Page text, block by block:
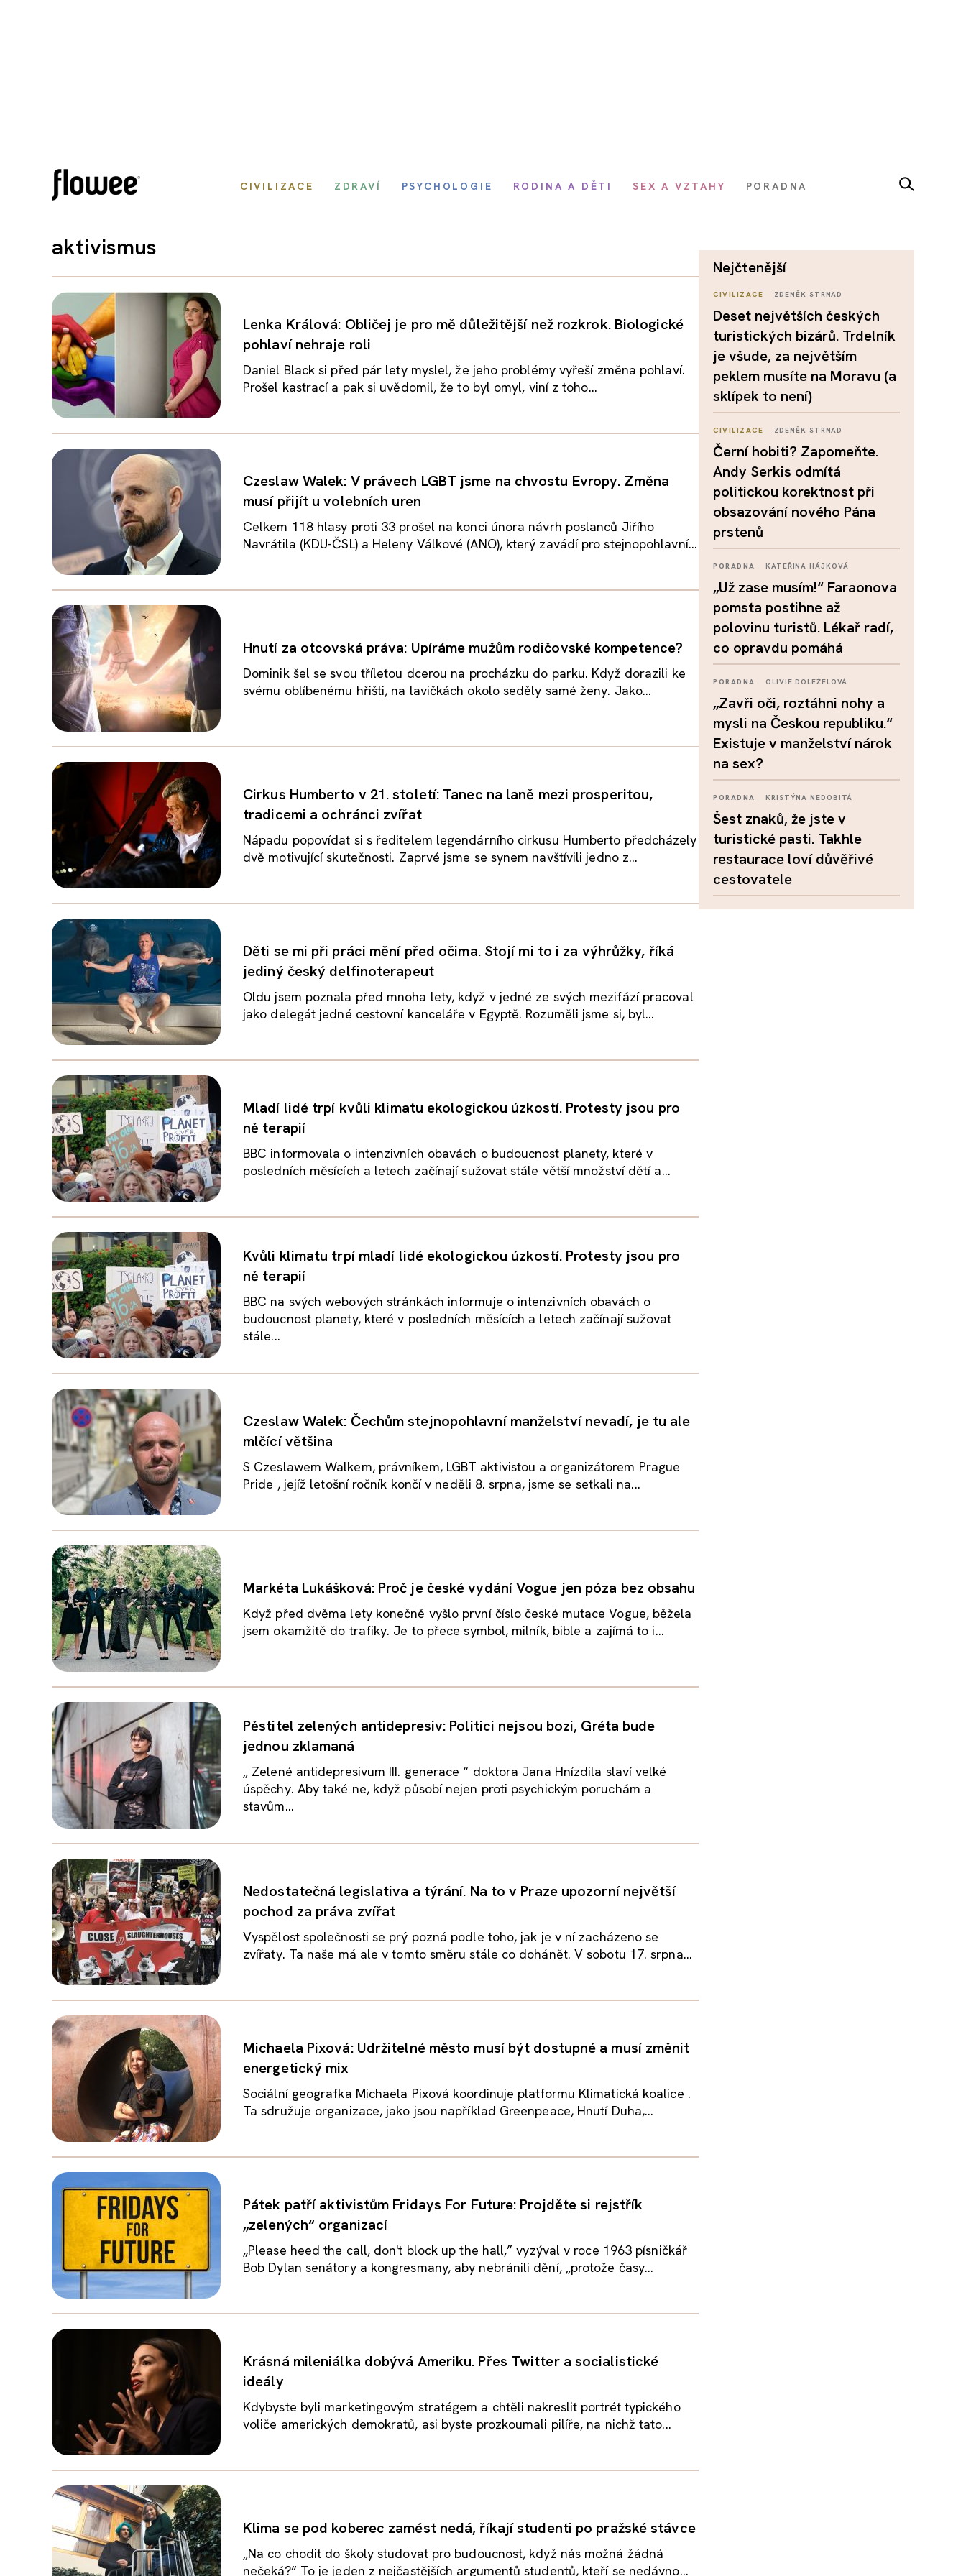
CIVILIZACE ZDRAVÍ PSYCHOLOGIE RODINA A DĚTI SEX A VZTAHY PORADNA
aktivismus
Lenka Králová: Obličej je pro mě důležitější než rozkrok. Biologické
pohlaví nehraje roli
Daniel Black si před pár lety myslel, že jeho problémy vyřeší změna pohlaví.
Prošel kastrací a pak si uvědomil, že to byl omyl, viní z toho...
Czeslaw Walek: V právech LGBT jsme na chvostu Evropy. Změna
musí přijít u volebních uren
Celkem 118 hlasy proti 33 prošel na konci února návrh poslanců Jiřího
Navrátila (KDU-ČSL) a Heleny Válkové (ANO), který zavádí pro stejnopohlavní...
Hnutí za otcovská práva: Upíráme mužům rodičovské kompetence?
Dominik šel se svou tříletou dcerou na procházku do parku. Když dorazili ke
svému oblíbenému hřišti, na lavičkách okolo seděly samé ženy. Jako...
Cirkus Humberto v 21. století: Tanec na laně mezi prosperitou,
tradicemi a ochránci zvířat
Nápadu popovídat si s ředitelem legendárního cirkusu Humberto předcházely
dvě motivující skutečnosti. Zaprvé jsme se synem navštívili jedno z...
Děti se mi při práci mění před očima. Stojí mi to i za výhrůžky, říká
jediný český delfinoterapeut
Oldu jsem poznala před mnoha lety, když v jedné ze svých mezifází pracoval
jako delegát jedné cestovní kanceláře v Egyptě. Rozuměli jsme si, byl...
Mladí lidé trpí kvůli klimatu ekologickou úzkostí. Protesty jsou pro
ně terapií
BBC informovala o intenzivních obavách o budoucnost planety, které v
posledních měsících a letech začínají sužovat stále větší množství dětí a...
Kvůli klimatu trpí mladí lidé ekologickou úzkostí. Protesty jsou pro
ně terapií
BBC na svých webových stránkách informuje o intenzivních obavách o
budoucnost planety, které v posledních měsících a letech začínají sužovat
stále...
Czeslaw Walek: Čechům stejnopohlavní manželství nevadí, je tu ale
mlčící většina
S Czeslawem Walkem, právníkem, LGBT aktivistou a organizátorem Prague
Pride , jejíž letošní ročník končí v neděli 8. srpna, jsme se setkali na...
Markéta Lukášková: Proč je české vydání Vogue jen póza bez obsahu
Když před dvěma lety konečně vyšlo první číslo české mutace Vogue, běžela
jsem okamžitě do trafiky. Je to přece symbol, milník, bible a zajímá to i...
Pěstitel zelených antidepresiv: Politici nejsou bozi, Gréta bude
jednou zklamaná
„ Zelené antidepresivum III. generace “ doktora Jana Hnízdila slaví velké
úspěchy. Aby také ne, když působí nejen proti psychickým poruchám a
stavům...
Nedostatečná legislativa a týrání. Na to v Praze upozorní největší
pochod za práva zvířat
Vyspělost společnosti se prý pozná podle toho, jak je v ní zacházeno se
zvířaty. Ta naše má ale v tomto směru stále co dohánět. V sobotu 17. srpna...
Michaela Pixová: Udržitelné město musí být dostupné a musí změnit
energetický mix
Sociální geografka Michaela Pixová koordinuje platformu Klimatická koalice .
Ta sdružuje organizace, jako jsou například Greenpeace, Hnutí Duha,...
Pátek patří aktivistům Fridays For Future: Projděte si rejstřík
„zelených“ organizací
„Please heed the call, don't block up the hall,” vyzýval v roce 1963 písničkář
Bob Dylan senátory a kongresmany, aby nebránili dění, „protože časy...
Krásná mileniálka dobývá Ameriku. Přes Twitter a socialistické
ideály
Kdybyste byli marketingovým stratégem a chtěli nakreslit portrét typického
voliče amerických demokratů, asi byste prozkoumali pilíře, na nichž tato...
Klima se pod koberec zamést nedá, říkají studenti po pražské stávce
„Na co chodit do školy studovat pro budoucnost, když nás možná žádná
nečeká?“ To je jeden z nejčastějších argumentů studentů, kteří se nedávno...
nejčtenější
CIVILIZACE ZDENĚK STRNAD
Deset největších českých
turistických bizárů. Trdelník
je všude, za největším
peklem musíte na Moravu (a
sklípek to není)
CIVILIZACE ZDENĚK STRNAD
Černí hobiti? Zapomeňte.
Andy Serkis odmítá
politickou korektnost při
obsazování nového Pána
prstenů
PORADNA KATEŘINA HÁJKOVÁ
„Už zase musím!“ Faraonova
pomsta postihne až
polovinu turistů. Lékař radí,
co opravdu pomáhá
PORADNA OLIVIE DOLEŽELOVÁ
„Zavři oči, roztáhni nohy a
mysli na Českou republiku.“
Existuje v manželství nárok
na sex?
PORADNA KRISTÝNA NEDOBITÁ
Šest znaků, že jste v
turistické pasti. Takhle
restaurace loví důvěřivé
cestovatele